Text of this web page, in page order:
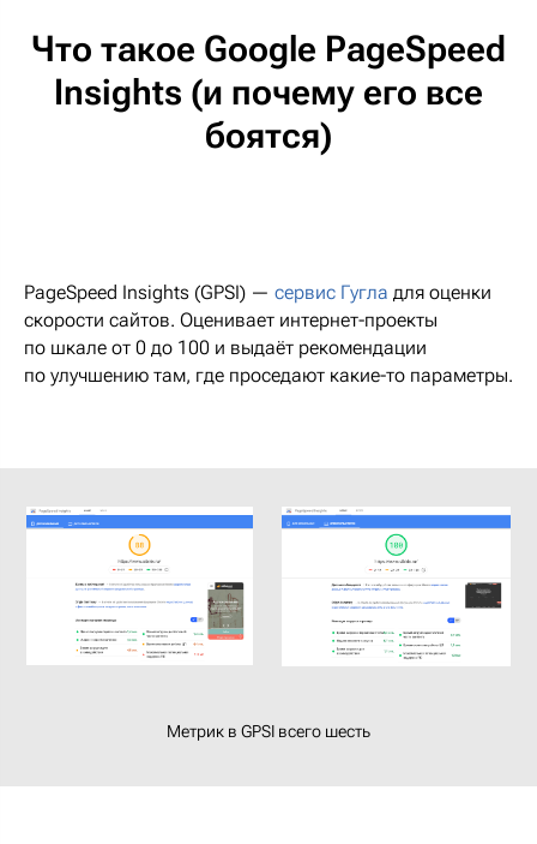
Что такое Google PageSpeed
Insights (и почему его все
боятся)
PageSpeed Insights (GPSI) — сервис Гугла для оценки
скорости сайтов. Оценивает интернет-проекты
по шкале от 0 до 100 и выдаёт рекомендации
по улучшению там, где проседают какие-то параметры.
Метрик в GPSI всего шесть